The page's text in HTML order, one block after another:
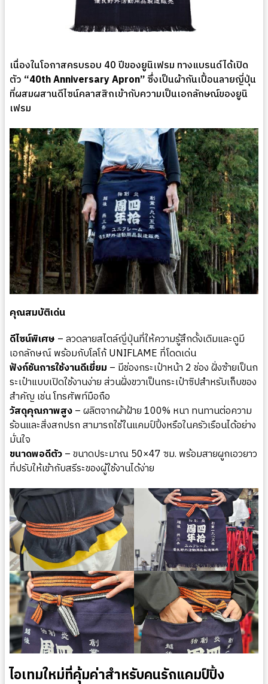
เนื่องในโอกาสครบรอบ 40 ปีของยูนิเฟรม ทางแบรนด์ได้เปิด
ตัว “40th Anniversary Apron”ซึ่งเป็นผ้ากันเปื้อนลายญี่ปุ่น
ที่ผสมผสานดีไซน์คลาสสิกเข้ากับความเป็นเอกลักษณ์ของยูนิ
เฟรม
คุณสมบัติเด่น
ดีไซน์พิเศษ – ลวดลายสไตล์ญี่ปุ่นที่ให้ความรู้สึกดั้งเดิมและดูมี
เอกลักษณ์ พร้อมกับโลโก้ UNIFLAME ที่โดดเด่น
ฟังก์ชันการใช้งานดีเยี่ยม – มีช่องกระเป๋าหน้า 2 ช่อง ฝั่งซ้ายเป็นก
ระเป๋าแบบเปิดใช้งานง่าย ส่วนฝั่งขวาเป็นกระเป๋าซิปสำหรับเก็บของ
สำคัญ เช่น โทรศัพท์มือถือ
วัสดุคุณภาพสูง– ผลิตจากผ้าฝ้าย 100% หนา ทนทานต่อความ
ร้อนและสิ่งสกปรก สามารถใช้ในแคมป์ปิ้งหรือในครัวเรือนได้อย่าง
มั่นใจ
ขนาดพอดีตัว– ขนาดประมาณ 50×47 ซม. พร้อมสายผูกเอวยาว
ที่ปรับให้เข้ากับสรีระของผู้ใช้งานได้ง่าย
ไอเทมใหม่ที่คุ้มค่าสำหรับคนรักแคมป์ปิ้ง